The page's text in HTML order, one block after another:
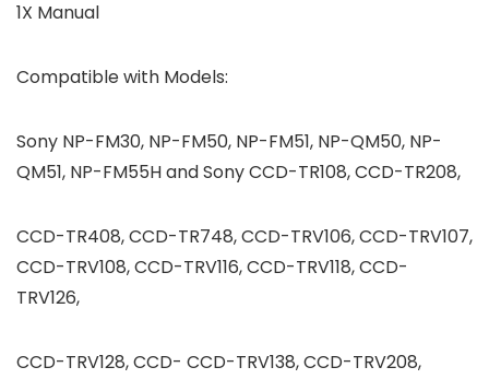
1X Manual
Compatible with Models:
Sony NP-FM30, NP-FM50, NP-FM51, NP-QM50, NP-
QM51, NP-FM55H and Sony CCD-TR108, CCD-TR208,
CCD-TR408, CCD-TR748, CCD-TRV106, CCD-TRV107,
CCD-TRV108, CCD-TRV116, CCD-TRV118, CCD-
TRV126,
CCD-TRV128, CCD- CCD-TRV138, CCD-TRV208,